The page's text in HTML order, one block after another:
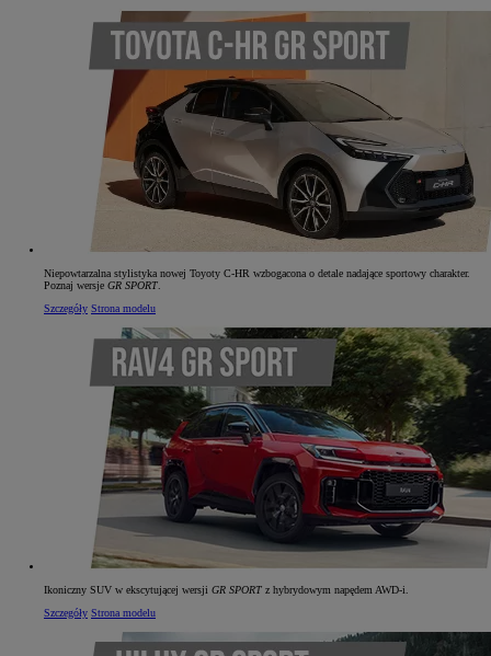
Niepowtarzalna stylistyka nowej Toyoty C‑HR wzbogacona o detale nadające sportowy charakter.
Poznaj wersje GR SPORT
Szczegóły Strona modelu
Ikoniczny SUV w ekscytującej wersji GR SPORT z hybrydowym napędem AWD‑i.
Szczegóły Strona modelu